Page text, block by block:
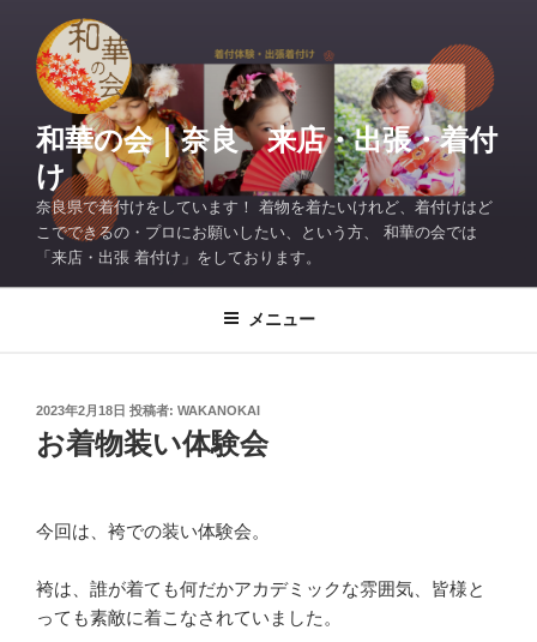
和華の会｜奈良 来店・出張・着付
け
奈良県で着付けをしています！ 着物を着たいけれど、着付けはど
こでできるの・プロにお願いしたい、という方、 和華の会では
「来店・出張 着付け」をしております。
メニュー
投
稿
日:
2023年2月18日 投稿者: WAKANOKAI
お着物装い体験会
今回は、袴での装い体験会。
袴は、誰が着ても何だかアカデミックな雰囲気、皆様と
っても素敵に着こなされていました。